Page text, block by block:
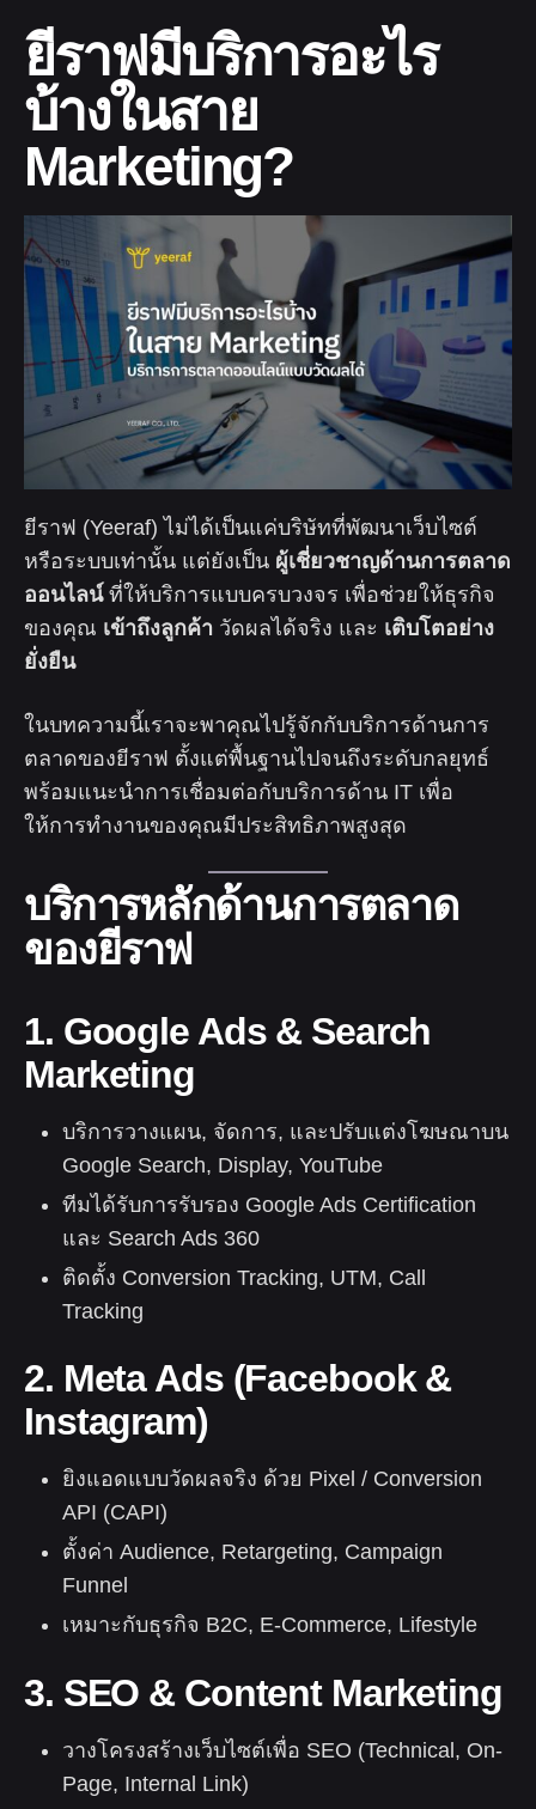
ยีราฟมีบริการอะไร
บ้างในสาย
Marketing?
ยีราฟ (Yeeraf) ไม่ได้เป็นแค่บริษัทที่พัฒนาเว็บไซต์
หรือระบบเท่านั้น แต่ยังเป็น ผู้เชี่ยวชาญด้านการตลาด
ออนไลน์ที่ให้บริการแบบครบวงจร เพื่อช่วยให้ธุรกิจ
ของคุณ เข้าถึงลูกค้า วัดผลได้จริง และ เติบโตอย่าง
ยั่งยืน
ในบทความนี้เราจะพาคุณไปรู้จักกับบริการด้านการ
ตลาดของยีราฟ ตั้งแต่พื้นฐานไปจนถึงระดับกลยุทธ์
พร้อมแนะนำการเชื่อมต่อกับบริการด้าน IT เพื่อ
ให้การทำงานของคุณมีประสิทธิภาพสูงสุด
บริการหลักด้านการตลาด
ของยีราฟ
1. Google Ads & Search
Marketing
บริการวางแผน, จัดการ, และปรับแต่งโฆษณาบน
Google Search, Display, YouTube
ทีมได้รับการรับรอง Google Ads Certification
และ Search Ads 360
ติดตั้ง Conversion Tracking, UTM, Call
Tracking
2. Meta Ads (Facebook &
Instagram)
ยิงแอดแบบวัดผลจริง ด้วย Pixel / Conversion
API (CAPI)
ตั้งค่า Audience, Retargeting, Campaign
Funnel
เหมาะกับธุรกิจ B2C, E-Commerce, Lifestyle
3. SEO & Content Marketing
วางโครงสร้างเว็บไซต์เพื่อ SEO (Technical, On-
Page, Internal Link)